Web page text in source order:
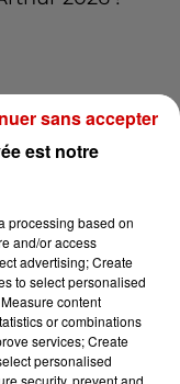
pour le
au
à
!
est notre
processing based on
and/or access
advertising; Create
to select personalised
content
or combinations
services; Create
personalised
security, prevent and
sans accepter